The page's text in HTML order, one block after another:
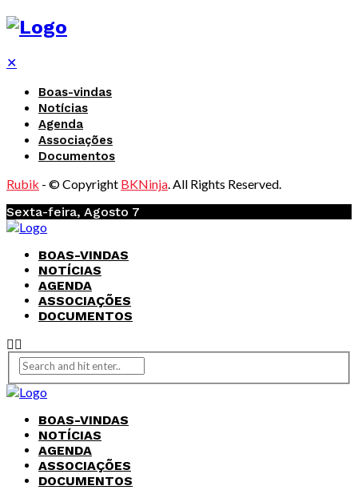
✕
Boas-vindas
Notícias
Agenda
Associações
Documentos
Rubik - © Copyright BKNinja. All Rights Reserved.
Sexta-feira, Agosto 7
BOAS-VINDAS
NOTÍCIAS
AGENDA
ASSOCIAÇÕES
DOCUMENTOS
BOAS-VINDAS
NOTÍCIAS
AGENDA
ASSOCIAÇÕES
DOCUMENTOS